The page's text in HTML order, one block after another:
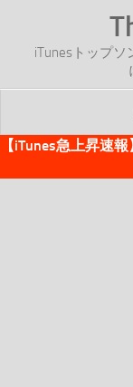
iTunesトップ
TOP
【iTunes急上昇速